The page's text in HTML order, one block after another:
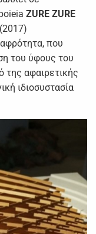
ZURE ZURE
που
του ύφους του
της αφαιρετικής
ιδιοσυστασία